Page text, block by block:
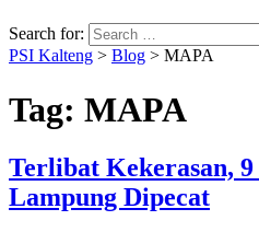
Search for:
PSI Kalteng > Blog > MAPA
Tag: MAPA
Terlibat Kekerasan,
Lampung Dipecat